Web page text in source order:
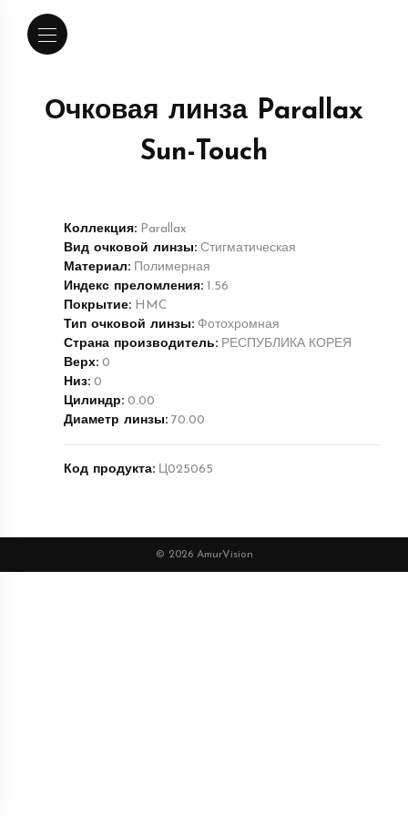
Очковая линза Parallax
Sun-Touch
Коллекция: Parallax
Вид очковой линзы: Стигматическая
Материал: Полимерная
Индекс преломления: 1.56
Покрытие: HMC
Тип очковой линзы: Фотохромная
Страна производитель: РЕСПУБЛИКА КОРЕЯ
Верх: 0
Низ: 0
Цилиндр: 0.00
Диаметр линзы: 70.00
Код продукта: Ц025065
© 2026 AmurVision